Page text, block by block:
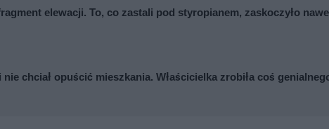
elewacji. To, co zastali pod styropianem, zaskoczyło
nie chciał opuścić mieszkania. Właścicielka zrobiła coś